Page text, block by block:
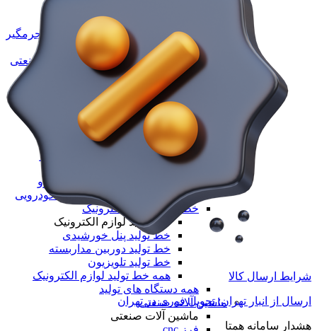
خط تولید وایتکس
خط تولید مایع سفید کننده و جرمگیر
خط تولید مواد شوینده خانگی
خط تولید محصولات شوینده صنعتی
خط تولید سیم ظرفشویی
همه خط تولید مواد شوینده
خط تولید محصولات خودرویی
خط تولید محصولات خودرویی
خط تولید واکس داشبورد نانو
خط تولید موتور شور
خط تولید شامپو کارواش نانو
خط تولید واکس لاستیک نانو
خط تولید یوداکس بدنه خودرو
همه خط تولید محصولات خودرویی
خط تولید لوازم الکترونیک
خط تولید لوازم الکترونیک
خط تولید پنل خورشیدی
خط تولید دوربین مداربسته
خط تولید تلویزیون
همه خط تولید لوازم الکترونیک
همه دستگاه های تولید
ماشین آلات صنعتی
ماشین آلات صنعتی
شرایط ارسال کالا
ارسال از انبار تهران: تحویل فوری در تهران
هشدار سامانه همتا